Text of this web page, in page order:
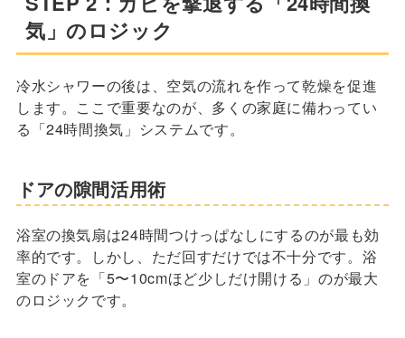
気」のロジック
冷水シャワーの後は、空気の流れを作って乾燥を促進
します。ここで重要なのが、多くの家庭に備わってい
る「24時間換気」システムです。
ドアの隙間活用術
浴室の換気扇は24時間つけっぱなしにするのが最も効
率的です。しかし、ただ回すだけでは不十分です。浴
室のドアを「5〜10cmほど少しだけ開ける」のが最大
のロジックです。